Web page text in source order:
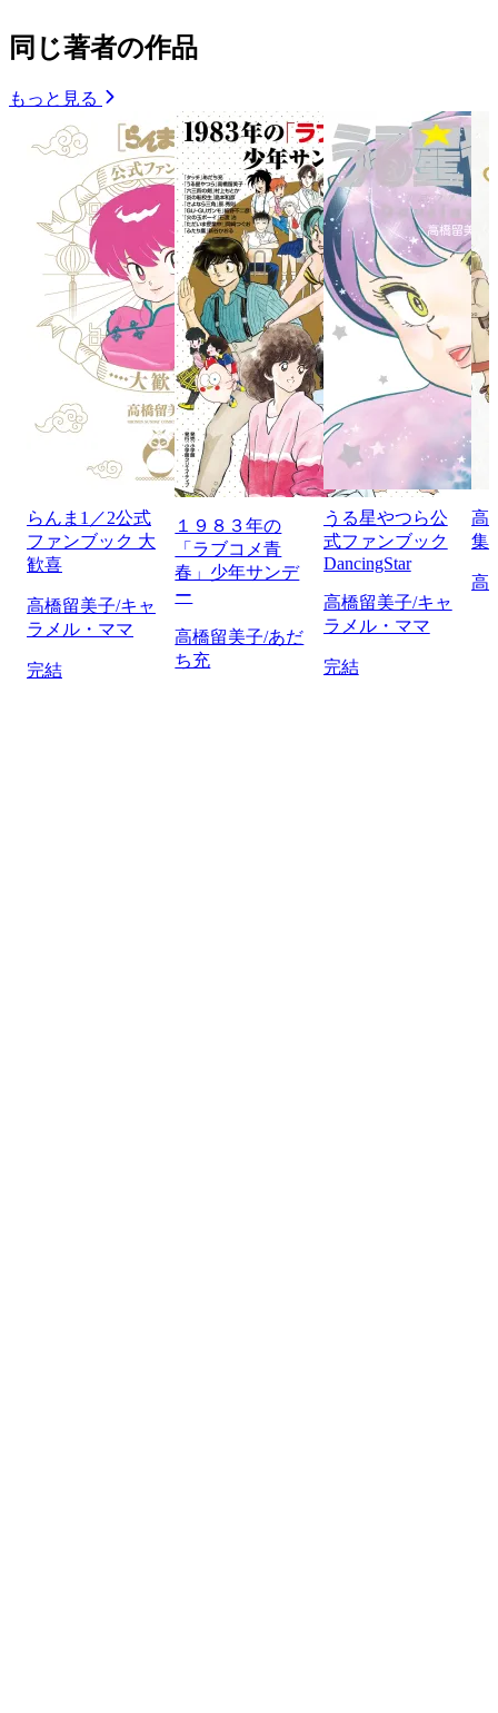
同じ著者の作品
もっと見る
らんま1／2公式
ファンブック 大
歓喜
高橋留美子/キャ
ラメル・ママ
完結
１９８３年の
「ラブコメ青
春」少年サンデ
ー
高橋留美子/あだ
ち充
うる星やつら公
式ファンブック
DancingStar
高橋留美子/キャ
ラメル・ママ
完結
高
集
高